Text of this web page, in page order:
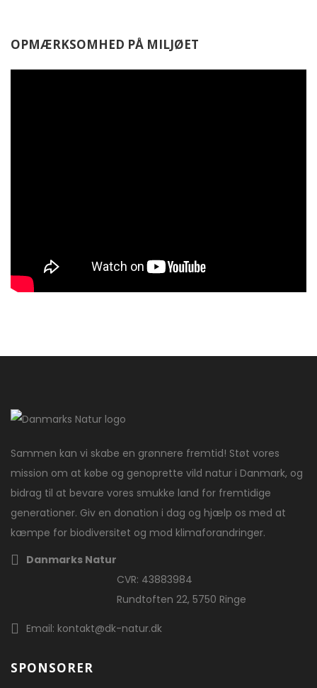
OPMÆRKSOMHED PÅ MILJØET
Sammen kan vi skabe en grønnere fremtid! Støt vores
mission om at købe og genoprette vild natur i Danmark, og
bidrag til at bevare vores smukke land for fremtidige
generationer. Giv en donation i dag og hjælp os med at
kæmpe for biodiversitet og mod klimaforandringer.
Danmarks Natur
CVR: 43883984
Rundtoften 22, 5750 Ringe
Email: kontakt@dk-natur.dk
SPONSORER